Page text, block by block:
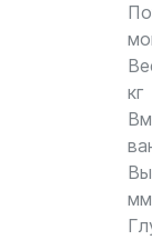
кг
мм